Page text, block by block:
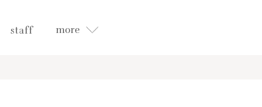
staff more